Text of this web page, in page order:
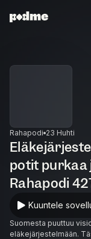
Rahapodi 23 Huhti
potit purkaa
Rahapodi
Kuuntele
Suomesta puuttuu
eläkejärjestelmään.